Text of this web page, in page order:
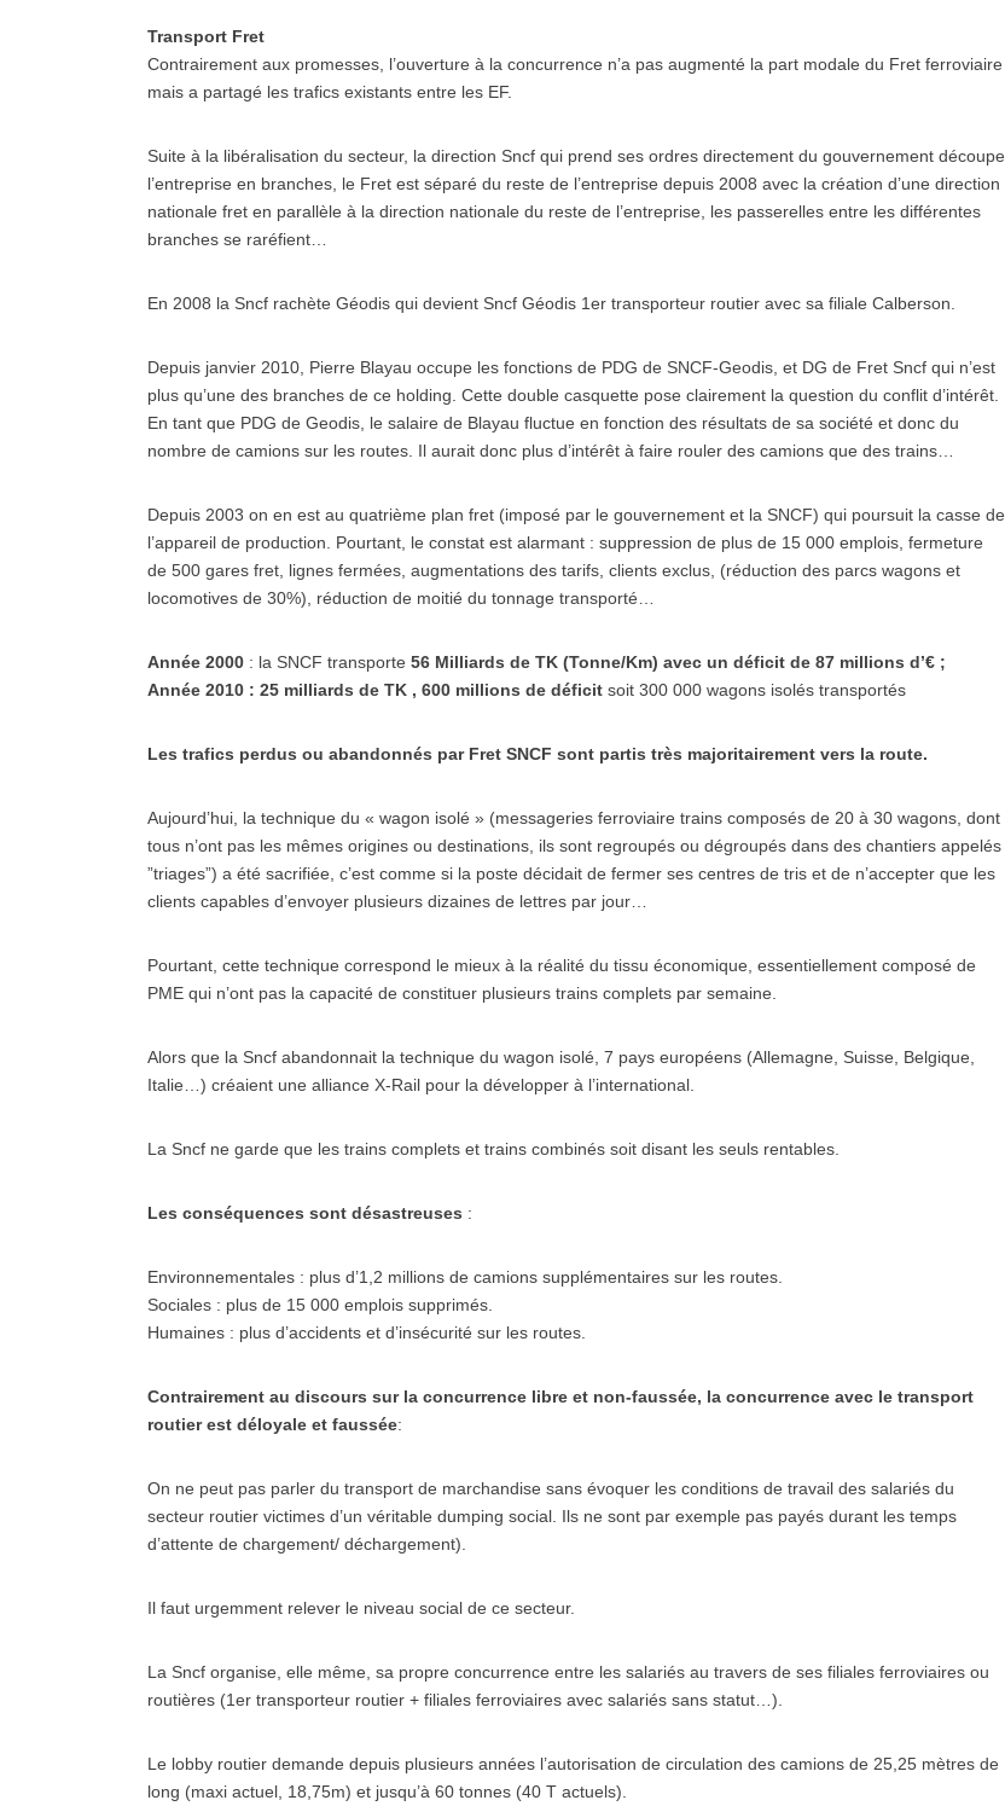
Transport Fret
Contrairement aux promesses, l’ouverture à la concurrence n’a pas augmenté la part modale du Fret ferroviaire
mais a partagé les trafics existants entre les EF.
Suite à la libéralisation du secteur, la direction Sncf qui prend ses ordres directement du gouvernement découpe
l’entreprise en branches, le Fret est séparé du reste de l’entreprise depuis 2008 avec la création d’une direction
nationale fret en parallèle à la direction nationale du reste de l’entreprise, les passerelles entre les différentes
branches se raréfient…
En 2008 la Sncf rachète Géodis qui devient Sncf Géodis 1er transporteur routier avec sa filiale Calberson.
Depuis janvier 2010, Pierre Blayau occupe les fonctions de PDG de SNCF-Geodis, et DG de Fret Sncf qui n’est
plus qu’une des branches de ce holding. Cette double casquette pose clairement la question du conflit d’intérêt.
En tant que PDG de Geodis, le salaire de Blayau fluctue en fonction des résultats de sa société et donc du
nombre de camions sur les routes. Il aurait donc plus d’intérêt à faire rouler des camions que des trains…
Depuis 2003 on en est au quatrième plan fret (imposé par le gouvernement et la SNCF) qui poursuit la casse de
l’appareil de production. Pourtant, le constat est alarmant : suppression de plus de 15 000 emplois, fermeture
de 500 gares fret, lignes fermées, augmentations des tarifs, clients exclus, (réduction des parcs wagons et
locomotives de 30%), réduction de moitié du tonnage transporté…
Année 2000 : la SNCF transporte 56 Milliards de TK (Tonne/Km) avec un déficit de 87 millions d’€ ;
Année 2010 : 25 milliards de TK , 600 millions de déficit soit 300 000 wagons isolés transportés
Les trafics perdus ou abandonnés par Fret SNCF sont partis très majoritairement vers la route.
Aujourd’hui, la technique du « wagon isolé » (messageries ferroviaire trains composés de 20 à 30 wagons, dont
tous n’ont pas les mêmes origines ou destinations, ils sont regroupés ou dégroupés dans des chantiers appelés
”triages”) a été sacrifiée, c’est comme si la poste décidait de fermer ses centres de tris et de n’accepter que les
clients capables d’envoyer plusieurs dizaines de lettres par jour…
Pourtant, cette technique correspond le mieux à la réalité du tissu économique, essentiellement composé de
PME qui n’ont pas la capacité de constituer plusieurs trains complets par semaine.
Alors que la Sncf abandonnait la technique du wagon isolé, 7 pays européens (Allemagne, Suisse, Belgique,
Italie…) créaient une alliance X-Rail pour la développer à l’international.
La Sncf ne garde que les trains complets et trains combinés soit disant les seuls rentables.
Les conséquences sont désastreuses :
Environnementales : plus d’1,2 millions de camions supplémentaires sur les routes.
Sociales : plus de 15 000 emplois supprimés.
Humaines : plus d’accidents et d’insécurité sur les routes.
Contrairement au discours sur la concurrence libre et non-faussée, la concurrence avec le transport
routier est déloyale et faussée:
On ne peut pas parler du transport de marchandise sans évoquer les conditions de travail des salariés du
secteur routier victimes d’un véritable dumping social. Ils ne sont par exemple pas payés durant les temps
d’attente de chargement/ déchargement).
Il faut urgemment relever le niveau social de ce secteur.
La Sncf organise, elle même, sa propre concurrence entre les salariés au travers de ses filiales ferroviaires ou
routières (1er transporteur routier + filiales ferroviaires avec salariés sans statut…).
Le lobby routier demande depuis plusieurs années l’autorisation de circulation des camions de 25,25 mètres de
long (maxi actuel, 18,75m) et jusqu’à 60 tonnes (40 T actuels).